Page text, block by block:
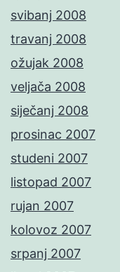
svibanj 2008
travanj 2008
ožujak 2008
veljača 2008
siječanj 2008
prosinac 2007
studeni 2007
listopad 2007
rujan 2007
kolovoz 2007
srpanj 2007